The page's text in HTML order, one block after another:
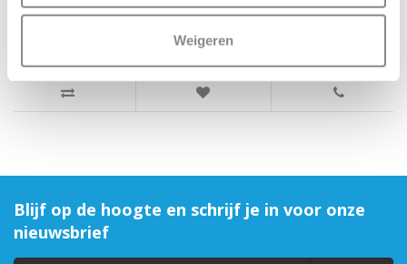
Weigeren
Blijf op de hoogte en schrijf je in voor onze
nieuwsbrief